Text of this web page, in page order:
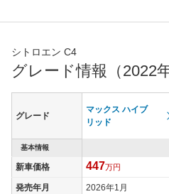
シトロエン C4
グレード情報（2022
グレード
マックス ハイブ
リッド
基本情報
新車価格 447万円
発売年月 2026年1月